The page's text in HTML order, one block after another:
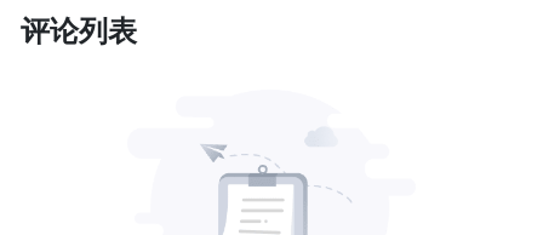
评论列表